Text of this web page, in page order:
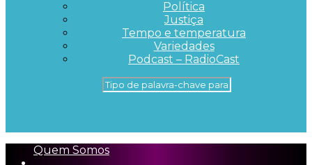
Política
Justiça
Tempo e temperatura
Variedades
Podcast – RadioCast
Quem Somos